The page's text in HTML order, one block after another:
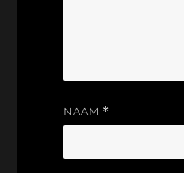
NAAM *